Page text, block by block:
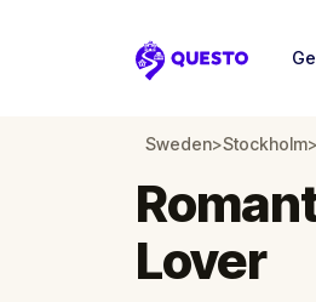
Questo
Sweden>Stockholm>
Lover